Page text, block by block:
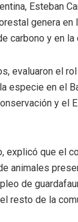
Esteban
genera
carbono y en
evaluaron el
especie en el
y el
explicó que el
animales
de
resto de la